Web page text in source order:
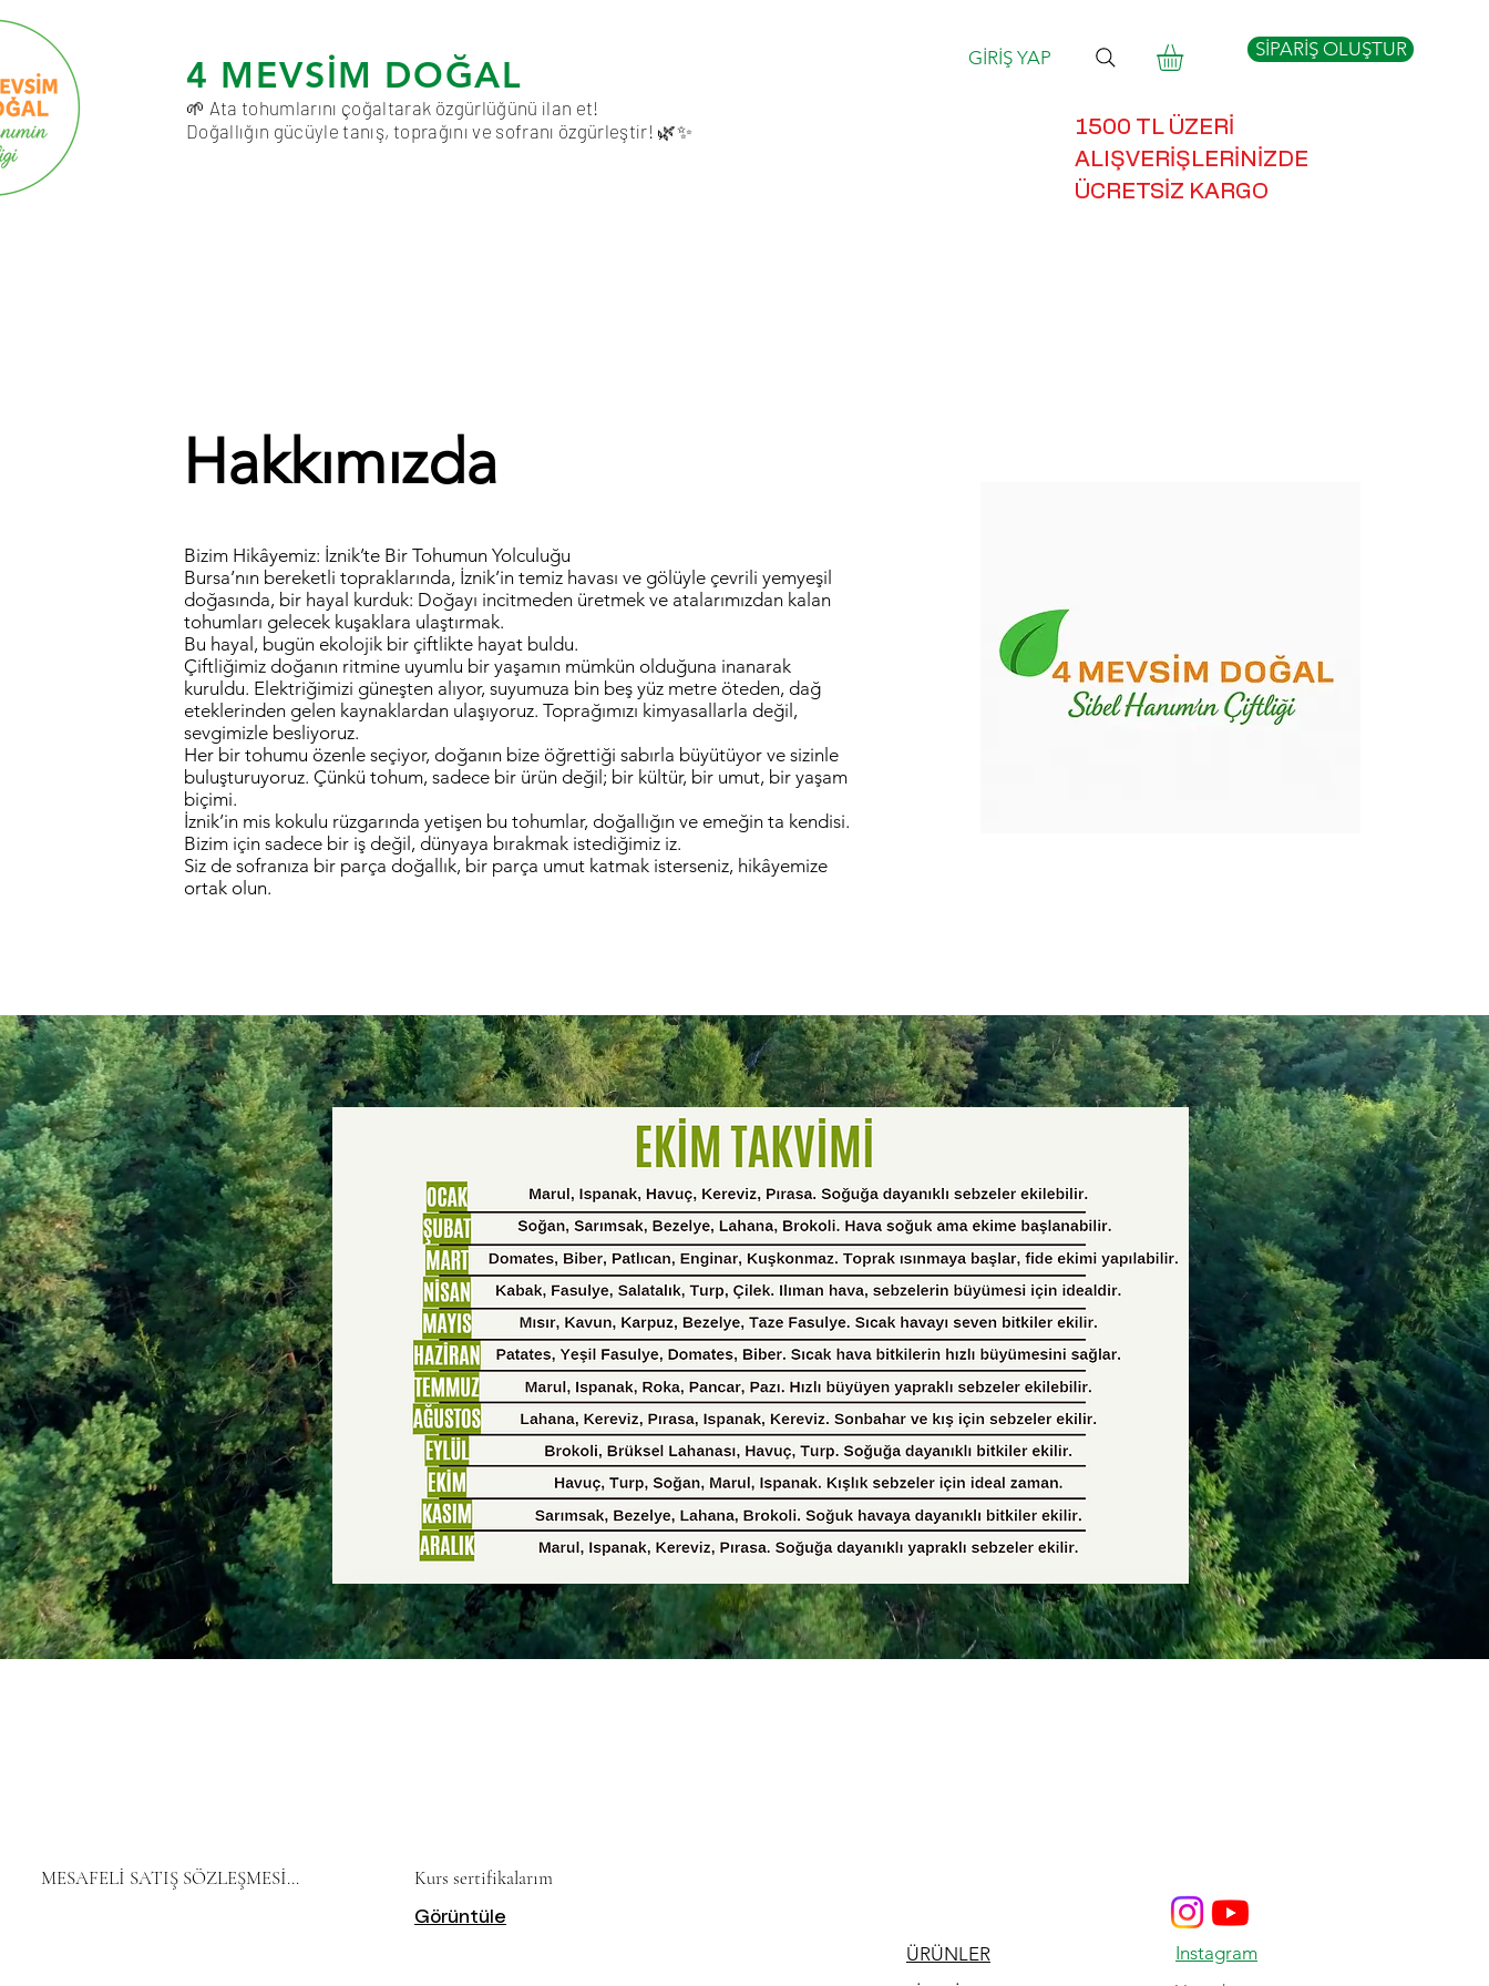
4 MEVSİM DOĞAL
🌱 Ata tohumlarını çoğaltarak özgürlüğünü ilan et!
Doğallığın gücüyle tanış, toprağını ve sofranı özgürleştir! 🌿✨
GİRİŞ YAP SİPARİŞ OLUŞTUR
1500 TL ÜZERİ
ALIŞVERİŞLERİNİZDE
ÜCRETSİZ KARGO
Hakkımızda
Bizim Hikâyemiz: İznik’te Bir Tohumun Yolculuğu
Bursa’nın bereketli topraklarında, İznik’in temiz havası ve gölüyle çevrili yemyeşil
doğasında, bir hayal kurduk: Doğayı incitmeden üretmek ve atalarımızdan kalan
tohumları gelecek kuşaklara ulaştırmak.
Bu hayal, bugün ekolojik bir çiftlikte hayat buldu.
Çiftliğimiz doğanın ritmine uyumlu bir yaşamın mümkün olduğuna inanarak
kuruldu. Elektriğimizi güneşten alıyor, suyumuza bin beş yüz metre öteden, dağ
eteklerinden gelen kaynaklardan ulaşıyoruz. Toprağımızı kimyasallarla değil,
sevgimizle besliyoruz.
Her bir tohumu özenle seçiyor, doğanın bize öğrettiği sabırla büyütüyor ve sizinle
buluşturuyoruz. Çünkü tohum, sadece bir ürün değil; bir kültür, bir umut, bir yaşam
biçimi.
İznik’in mis kokulu rüzgarında yetişen bu tohumlar, doğallığın ve emeğin ta kendisi.
Bizim için sadece bir iş değil, dünyaya bırakmak istediğimiz iz.
Siz de sofranıza bir parça doğallık, bir parça umut katmak isterseniz, hikâyemize
ortak olun.
Rich in Protein & Fiber
Locally Sourced Ingredients
Freshly Made to Order
No Artificial Flavors
100% Plant Based
MESAFELİ SATIŞ SÖZLEŞMESİ Kurs sertifikalarım
Görüntüle
ÜRÜNLER
Instagram